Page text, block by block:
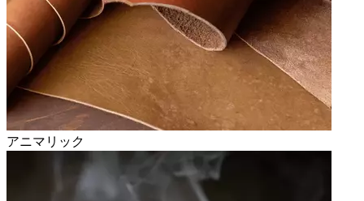
アニマリック